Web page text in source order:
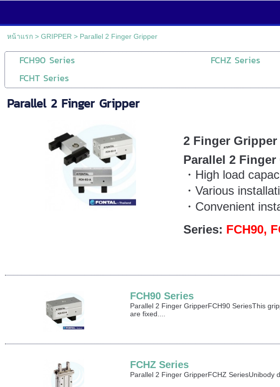
หน้าแรก> GRIPPER > Parallel 2 Finger Gripper
FCH90 Series FCHZ Series
FCHT Series
Parallel 2 Finger Gripper
2 Finger Gripper
Parallel 2
・High load
・Various
・Convenient
Series: FCH90,
FCH90 Series
Parallel 2 Finger GripperFCH90 SeriesThis
are fixed....
FCHZ Series
Parallel 2 Finger GripperFCHZ SeriesUnibody